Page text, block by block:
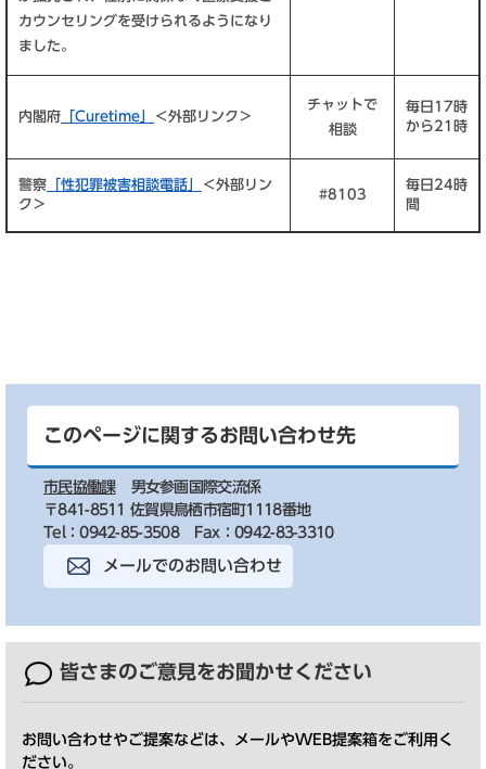
カウンセリングを受けられるようになり
ました。
内閣府 「Curetime」 ＜外部リンク＞
チャットで
相談
毎日17時
から21時
警察 「性犯罪被害相談電話」
＜外部リン
ク＞
#8103
毎日24時
間
このページに関するお問い合わせ先
市民協働課
男女参画国際交流係
〒841-8511 佐賀県鳥栖市宿町1118番地
Tel：0942-85-3508
Fax：0942-83-3310
メールでのお問い合わせ
皆さまのご意見をお聞かせください
お問い合わせやご提案などは、メールやWEB提案箱をご利用く
ださい。